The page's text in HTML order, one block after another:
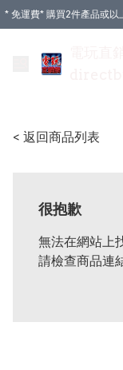
* 免運費* 購買2件產品或
< 返回商品列表
很抱歉
無法在網站上
請檢查商品連